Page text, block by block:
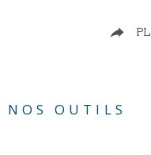
NOS OUTILS